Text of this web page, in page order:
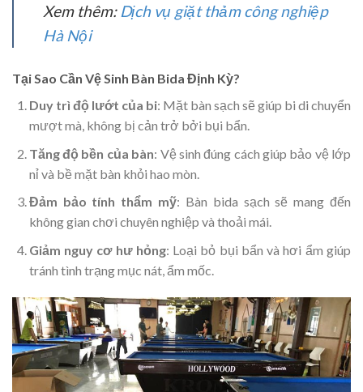
Xem thêm: Dịch vụ giặt thảm công nghiệp
Hà Nội
Tại Sao Cần Vệ Sinh Bàn Bida Định Kỳ?
Duy trì độ lướt của bi: Mặt bàn sạch sẽ giúp bi di chuyển
mượt mà, không bị cản trở bởi bụi bẩn.
Tăng độ bền của bàn: Vệ sinh đúng cách giúp bảo vệ lớp
nỉ và bề mặt bàn khỏi hao mòn.
Đảm bảo tính thẩm mỹ: Bàn bida sạch sẽ mang đến
không gian chơi chuyên nghiệp và thoải mái.
Giảm nguy cơ hư hỏng: Loại bỏ bụi bẩn và hơi ẩm giúp
tránh tình trạng mục nát, ẩm mốc.